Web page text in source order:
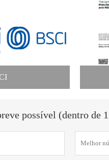
possível (dentro de